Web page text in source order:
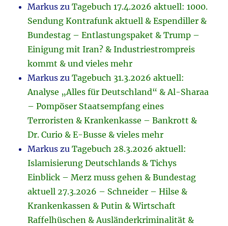
Markus zuTagebuch 17.4.2026 aktuell: 1000.
Sendung Kontrafunk aktuell & Espendiller &
Bundestag – Entlastungspaket & Trump –
Einigung mit Iran? & Industriestrompreis
kommt & und vieles mehr
Markus zuTagebuch 31.3.2026 aktuell:
Analyse „Alles für Deutschland“ & Al-Sharaa
– Pompöser Staatsempfang eines
Terroristen & Krankenkasse – Bankrott &
Dr. Curio & E-Busse & vieles mehr
Markus zuTagebuch 28.3.2026 aktuell:
Islamisierung Deutschlands & Tichys
Einblick – Merz muss gehen & Bundestag
aktuell 27.3.2026 – Schneider – Hilse &
Krankenkassen & Putin & Wirtschaft
Raffelhüschen & Ausländerkriminalität &